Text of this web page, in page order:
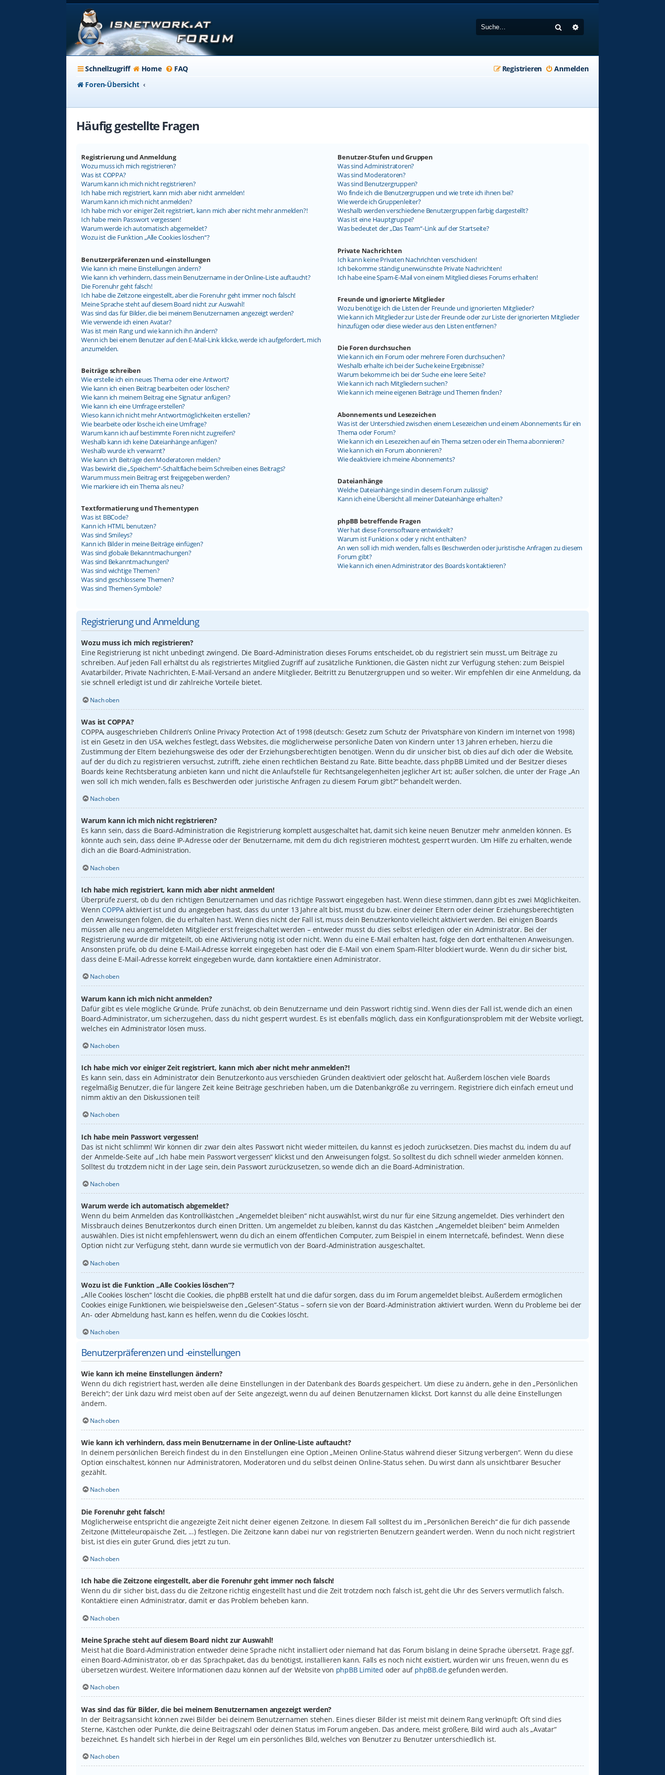
Suche
Schnellzugriff Home FAQ Anmelden
Registrieren
Foren-Übersicht
Häufig gestellte Fragen
Registrierung und Anmeldung
Wozu muss ich mich registrieren?
Was ist COPPA?
Warum kann ich mich nicht registrieren?
Ich habe mich registriert, kann mich aber nicht anmelden!
Warum kann ich mich nicht anmelden?
Ich habe mich vor einiger Zeit registriert, kann mich aber nicht mehr anmelden?!
Ich habe mein Passwort vergessen!
Warum werde ich automatisch abgemeldet?
Wozu ist die Funktion „Alle Cookies löschen“?
Benutzerpräferenzen und -einstellungen
Wie kann ich meine Einstellungen ändern?
Wie kann ich verhindern, dass mein Benutzername in der Online-Liste auftaucht?
Die Forenuhr geht falsch!
Ich habe die Zeitzone eingestellt, aber die Forenuhr geht immer noch falsch!
Meine Sprache steht auf diesem Board nicht zur Auswahl!
Was sind das für Bilder, die bei meinem Benutzernamen angezeigt werden?
Wie verwende ich einen Avatar?
Was ist mein Rang und wie kann ich ihn ändern?
Wenn ich bei einem Benutzer auf den E-Mail-Link klicke, werde ich aufgefordert, mich
anzumelden.
Beiträge schreiben
Wie erstelle ich ein neues Thema oder eine Antwort?
Wie kann ich einen Beitrag bearbeiten oder löschen?
Wie kann ich meinem Beitrag eine Signatur anfügen?
Wie kann ich eine Umfrage erstellen?
Wieso kann ich nicht mehr Antwortmöglichkeiten erstellen?
Wie bearbeite oder lösche ich eine Umfrage?
Warum kann ich auf bestimmte Foren nicht zugreifen?
Weshalb kann ich keine Dateianhänge anfügen?
Weshalb wurde ich verwarnt?
Wie kann ich Beiträge den Moderatoren melden?
Was bewirkt die „Speichern“-Schaltfläche beim Schreiben eines Beitrags?
Warum muss mein Beitrag erst freigegeben werden?
Wie markiere ich ein Thema als neu?
Textformatierung und Thementypen
Was ist BBCode?
Kann ich HTML benutzen?
Was sind Smileys?
Kann ich Bilder in meine Beiträge einfügen?
Was sind globale Bekanntmachungen?
Was sind Bekanntmachungen?
Was sind wichtige Themen?
Was sind geschlossene Themen?
Was sind Themen-Symbole?
Benutzer-Stufen und Gruppen
Was sind Administratoren?
Was sind Moderatoren?
Was sind Benutzergruppen?
Wo finde ich die Benutzergruppen und wie trete ich ihnen bei?
Wie werde ich Gruppenleiter?
Weshalb werden verschiedene Benutzergruppen farbig dargestellt?
Was ist eine Hauptgruppe?
Was bedeutet der „Das Team“-Link auf der Startseite?
Private Nachrichten
Ich kann keine Privaten Nachrichten verschicken!
Ich bekomme ständig unerwünschte Private Nachrichten!
Ich habe eine Spam-E-Mail von einem Mitglied dieses Forums erhalten!
Freunde und ignorierte Mitglieder
Wozu benötige ich die Listen der Freunde und ignorierten Mitglieder?
Wie kann ich Mitglieder zur Liste der Freunde oder zur Liste der ignorierten Mitglieder
hinzufügen oder diese wieder aus den Listen entfernen?
Die Foren durchsuchen
Wie kann ich ein Forum oder mehrere Foren durchsuchen?
Weshalb erhalte ich bei der Suche keine Ergebnisse?
Warum bekomme ich bei der Suche eine leere Seite?
Wie kann ich nach Mitgliedern suchen?
Wie kann ich meine eigenen Beiträge und Themen finden?
Abonnements und Lesezeichen
Was ist der Unterschied zwischen einem Lesezeichen und einem Abonnements für ein
Thema oder Forum?
Wie kann ich ein Lesezeichen auf ein Thema setzen oder ein Thema abonnieren?
Wie kann ich ein Forum abonnieren?
Wie deaktiviere ich meine Abonnements?
Dateianhänge
Welche Dateianhänge sind in diesem Forum zulässig?
Kann ich eine Übersicht all meiner Dateianhänge erhalten?
phpBB betreffende Fragen
Wer hat diese Forensoftware entwickelt?
Warum ist Funktion x oder y nicht enthalten?
An wen soll ich mich wenden, falls es Beschwerden oder juristische Anfragen zu diesem
Forum gibt?
Wie kann ich einen Administrator des Boards kontaktieren?
Registrierung und Anmeldung
Wozu muss ich mich registrieren?
Eine Registrierung ist nicht unbedingt zwingend. Die Board-Administration dieses Forums entscheidet, ob du registriert sein musst, um Beiträge zu
schreiben. Auf jeden Fall erhältst du als registriertes Mitglied Zugriff auf zusätzliche Funktionen, die Gästen nicht zur Verfügung stehen: zum Beispiel
Avatarbilder, Private Nachrichten, E-Mail-Versand an andere Mitglieder, Beitritt zu Benutzergruppen und so weiter. Wir empfehlen dir eine Anmeldung, da
sie schnell erledigt ist und dir zahlreiche Vorteile bietet.
Nach oben
Was ist COPPA?
COPPA, ausgeschrieben Children’s Online Privacy Protection Act of 1998 (deutsch: Gesetz zum Schutz der Privatsphäre von Kindern im Internet von 1998)
ist ein Gesetz in den USA, welches festlegt, dass Websites, die möglicherweise persönliche Daten von Kindern unter 13 Jahren erheben, hierzu die
Zustimmung der Eltern beziehungsweise des oder der Erziehungsberechtigten benötigen. Wenn du dir unsicher bist, ob dies auf dich oder die Website,
auf der du dich zu registrieren versuchst, zutrifft, ziehe einen rechtlichen Beistand zu Rate. Bitte beachte, dass phpBB Limited und der Besitzer dieses
Boards keine Rechtsberatung anbieten kann und nicht die Anlaufstelle für Rechtsangelegenheiten jeglicher Art ist; außer solchen, die unter der Frage „An
wen soll ich mich wenden, falls es Beschwerden oder juristische Anfragen zu diesem Forum gibt?“ behandelt werden.
Nach oben
Warum kann ich mich nicht registrieren?
Es kann sein, dass die Board-Administration die Registrierung komplett ausgeschaltet hat, damit sich keine neuen Benutzer mehr anmelden können. Es
könnte auch sein, dass deine IP-Adresse oder der Benutzername, mit dem du dich registrieren möchtest, gesperrt wurden. Um Hilfe zu erhalten, wende
dich an die Board-Administration.
Nach oben
Ich habe mich registriert, kann mich aber nicht anmelden!
Überprüfe zuerst, ob du den richtigen Benutzernamen und das richtige Passwort eingegeben hast. Wenn diese stimmen, dann gibt es zwei Möglichkeiten.
WennCOPPAaktiviert ist und du angegeben hast, dass du unter 13 Jahre alt bist, musst du bzw. einer deiner Eltern oder deiner Erziehungsberechtigten
den Anweisungen folgen, die du erhalten hast. Wenn dies nicht der Fall ist, muss dein Benutzerkonto vielleicht aktiviert werden. Bei einigen Boards
müssen alle neu angemeldeten Mitglieder erst freigeschaltet werden – entweder musst du dies selbst erledigen oder ein Administrator. Bei der
Registrierung wurde dir mitgeteilt, ob eine Aktivierung nötig ist oder nicht. Wenn du eine E-Mail erhalten hast, folge den dort enthaltenen Anweisungen.
Ansonsten prüfe, ob du deine E-Mail-Adresse korrekt eingegeben hast oder die E-Mail von einem Spam-Filter blockiert wurde. Wenn du dir sicher bist,
dass deine E-Mail-Adresse korrekt eingegeben wurde, dann kontaktiere einen Administrator.
Nach oben
Warum kann ich mich nicht anmelden?
Dafür gibt es viele mögliche Gründe. Prüfe zunächst, ob dein Benutzername und dein Passwort richtig sind. Wenn dies der Fall ist, wende dich an einen
Board-Administrator, um sicherzugehen, dass du nicht gesperrt wurdest. Es ist ebenfalls möglich, dass ein Konfigurationsproblem mit der Website vorliegt,
welches ein Administrator lösen muss.
Nach oben
Ich habe mich vor einiger Zeit registriert, kann mich aber nicht mehr anmelden?!
Es kann sein, dass ein Administrator dein Benutzerkonto aus verschieden Gründen deaktiviert oder gelöscht hat. Außerdem löschen viele Boards
regelmäßig Benutzer, die für längere Zeit keine Beiträge geschrieben haben, um die Datenbankgröße zu verringern. Registriere dich einfach erneut und
nimm aktiv an den Diskussionen teil!
Nach oben
Ich habe mein Passwort vergessen!
Das ist nicht schlimm! Wir können dir zwar dein altes Passwort nicht wieder mitteilen, du kannst es jedoch zurücksetzen. Dies machst du, indem du auf
der Anmelde-Seite auf „Ich habe mein Passwort vergessen“ klickst und den Anweisungen folgst. So solltest du dich schnell wieder anmelden können.
Solltest du trotzdem nicht in der Lage sein, dein Passwort zurückzusetzen, so wende dich an die Board-Administration.
Nach oben
Warum werde ich automatisch abgemeldet?
Wenn du beim Anmelden das Kontrollkästchen „Angemeldet bleiben“ nicht auswählst, wirst du nur für eine Sitzung angemeldet. Dies verhindert den
Missbrauch deines Benutzerkontos durch einen Dritten. Um angemeldet zu bleiben, kannst du das Kästchen „Angemeldet bleiben“ beim Anmelden
auswählen. Dies ist nicht empfehlenswert, wenn du dich an einem öffentlichen Computer, zum Beispiel in einem Internetcafé, befindest. Wenn diese
Option nicht zur Verfügung steht, dann wurde sie vermutlich von der Board-Administration ausgeschaltet.
Nach oben
Wozu ist die Funktion „Alle Cookies löschen“?
„Alle Cookies löschen“ löscht die Cookies, die phpBB erstellt hat und die dafür sorgen, dass du im Forum angemeldet bleibst. Außerdem ermöglichen
Cookies einige Funktionen, wie beispielsweise den „Gelesen“-Status – sofern sie von der Board-Administration aktiviert wurden. Wenn du Probleme bei der
An- oder Abmeldung hast, kann es helfen, wenn du die Cookies löscht.
Nach oben
Benutzerpräferenzen und -einstellungen
Wie kann ich meine Einstellungen ändern?
Wenn du dich registriert hast, werden alle deine Einstellungen in der Datenbank des Boards gespeichert. Um diese zu ändern, gehe in den „Persönlichen
Bereich“; der Link dazu wird meist oben auf der Seite angezeigt, wenn du auf deinen Benutzernamen klickst. Dort kannst du alle deine Einstellungen
ändern.
Nach oben
Wie kann ich verhindern, dass mein Benutzername in der Online-Liste auftaucht?
In deinem persönlichen Bereich findest du in den Einstellungen eine Option „Meinen Online-Status während dieser Sitzung verbergen“. Wenn du diese
Option einschaltest, können nur Administratoren, Moderatoren und du selbst deinen Online-Status sehen. Du wirst dann als unsichtbarer Besucher
gezählt.
Nach oben
Die Forenuhr geht falsch!
Möglicherweise entspricht die angezeigte Zeit nicht deiner eigenen Zeitzone. In diesem Fall solltest du im „Persönlichen Bereich“ die für dich passende
Zeitzone (Mitteleuropäische Zeit, ...) festlegen. Die Zeitzone kann dabei nur von registrierten Benutzern geändert werden. Wenn du noch nicht registriert
bist, ist dies ein guter Grund, dies jetzt zu tun.
Nach oben
Ich habe die Zeitzone eingestellt, aber die Forenuhr geht immer noch falsch!
Wenn du dir sicher bist, dass du die Zeitzone richtig eingestellt hast und die Zeit trotzdem noch falsch ist, geht die Uhr des Servers vermutlich falsch.
Kontaktiere einen Administrator, damit er das Problem beheben kann.
Nach oben
Meine Sprache steht auf diesem Board nicht zur Auswahl!
Meist hat die Board-Administration entweder deine Sprache nicht installiert oder niemand hat das Forum bislang in deine Sprache übersetzt. Frage ggf.
einen Board-Administrator, ob er das Sprachpaket, das du benötigst, installieren kann. Falls es noch nicht existiert, würden wir uns freuen, wenn du es
übersetzen würdest. Weitere Informationen dazu können auf der Website von phpBB Limited oder auf phpBB.degefunden werden.
Nach oben
Was sind das für Bilder, die bei meinem Benutzernamen angezeigt werden?
In der Beitragsansicht können zwei Bilder bei deinem Benutzernamen stehen. Eines dieser Bilder ist meist mit deinem Rang verknüpft: Oft sind dies
Sterne, Kästchen oder Punkte, die deine Beitragszahl oder deinen Status im Forum angeben. Das andere, meist größere, Bild wird auch als „Avatar“
bezeichnet. Es handelt sich hierbei in der Regel um ein persönliches Bild, welches von Benutzer zu Benutzer unterschiedlich ist.
Nach oben